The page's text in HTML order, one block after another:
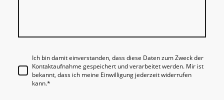
Ich bin damit einverstanden, dass diese Daten zum Zweck der
Kontaktaufnahme gespeichert und verarbeitet werden. Mir ist
bekannt, dass ich meine Einwilligung jederzeit widerrufen
kann.*